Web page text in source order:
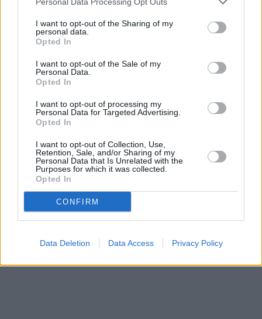
I want to opt-out of the Sharing of my
personal data.
Opted In
I want to opt-out of the Sale of my
Personal Data.
Opted In
I want to opt-out of processing my
Personal Data for Targeted Advertising.
Opted In
I want to opt-out of Collection, Use,
Retention, Sale, and/or Sharing of my
Personal Data that Is Unrelated with the
Purposes for which it was collected.
Opted In
CONFIRM
Data Deletion Data Access Privacy Policy
Prima sport - co nabídne v prvním
vysílacím týdnu
Kdy a kde bude Prima sport k
naladění na Skylinku
Parabola.cz- web o satelitní, terestrické a kabelové televizi, ©
O webu parabola.cz• O souborech cookies• Inzerce
Kontakt
Dovolená u moře •Bazény